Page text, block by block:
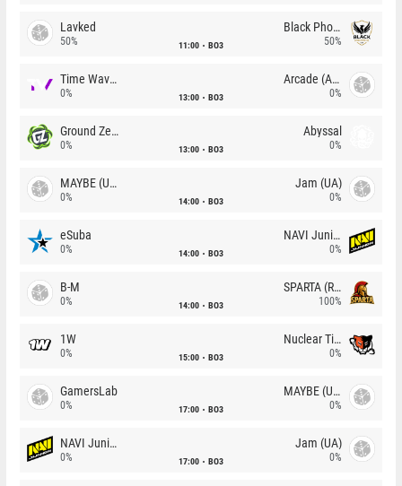
Lavked
50% 11:00 BO3
Black Phoenix
50%
Time Waves
0% 13:00 BO3
Arcade (AU)
0%
Ground Zero
0% 13:00 BO3
Abyssal
0%
MAYBE (UA)
0% 14:00 BO3
Jam (UA)
0%
eSuba
0% 14:00 BO3
NAVI Junior
0%
B-M
0% 14:00 BO3
SPARTA (RU)
100%
1W
0% 15:00 BO3
Nuclear TigeRES
0%
GamersLab
0% 17:00 BO3
MAYBE (UA)
0%
NAVI Junior
0% 17:00 BO3
Jam (UA)
0%